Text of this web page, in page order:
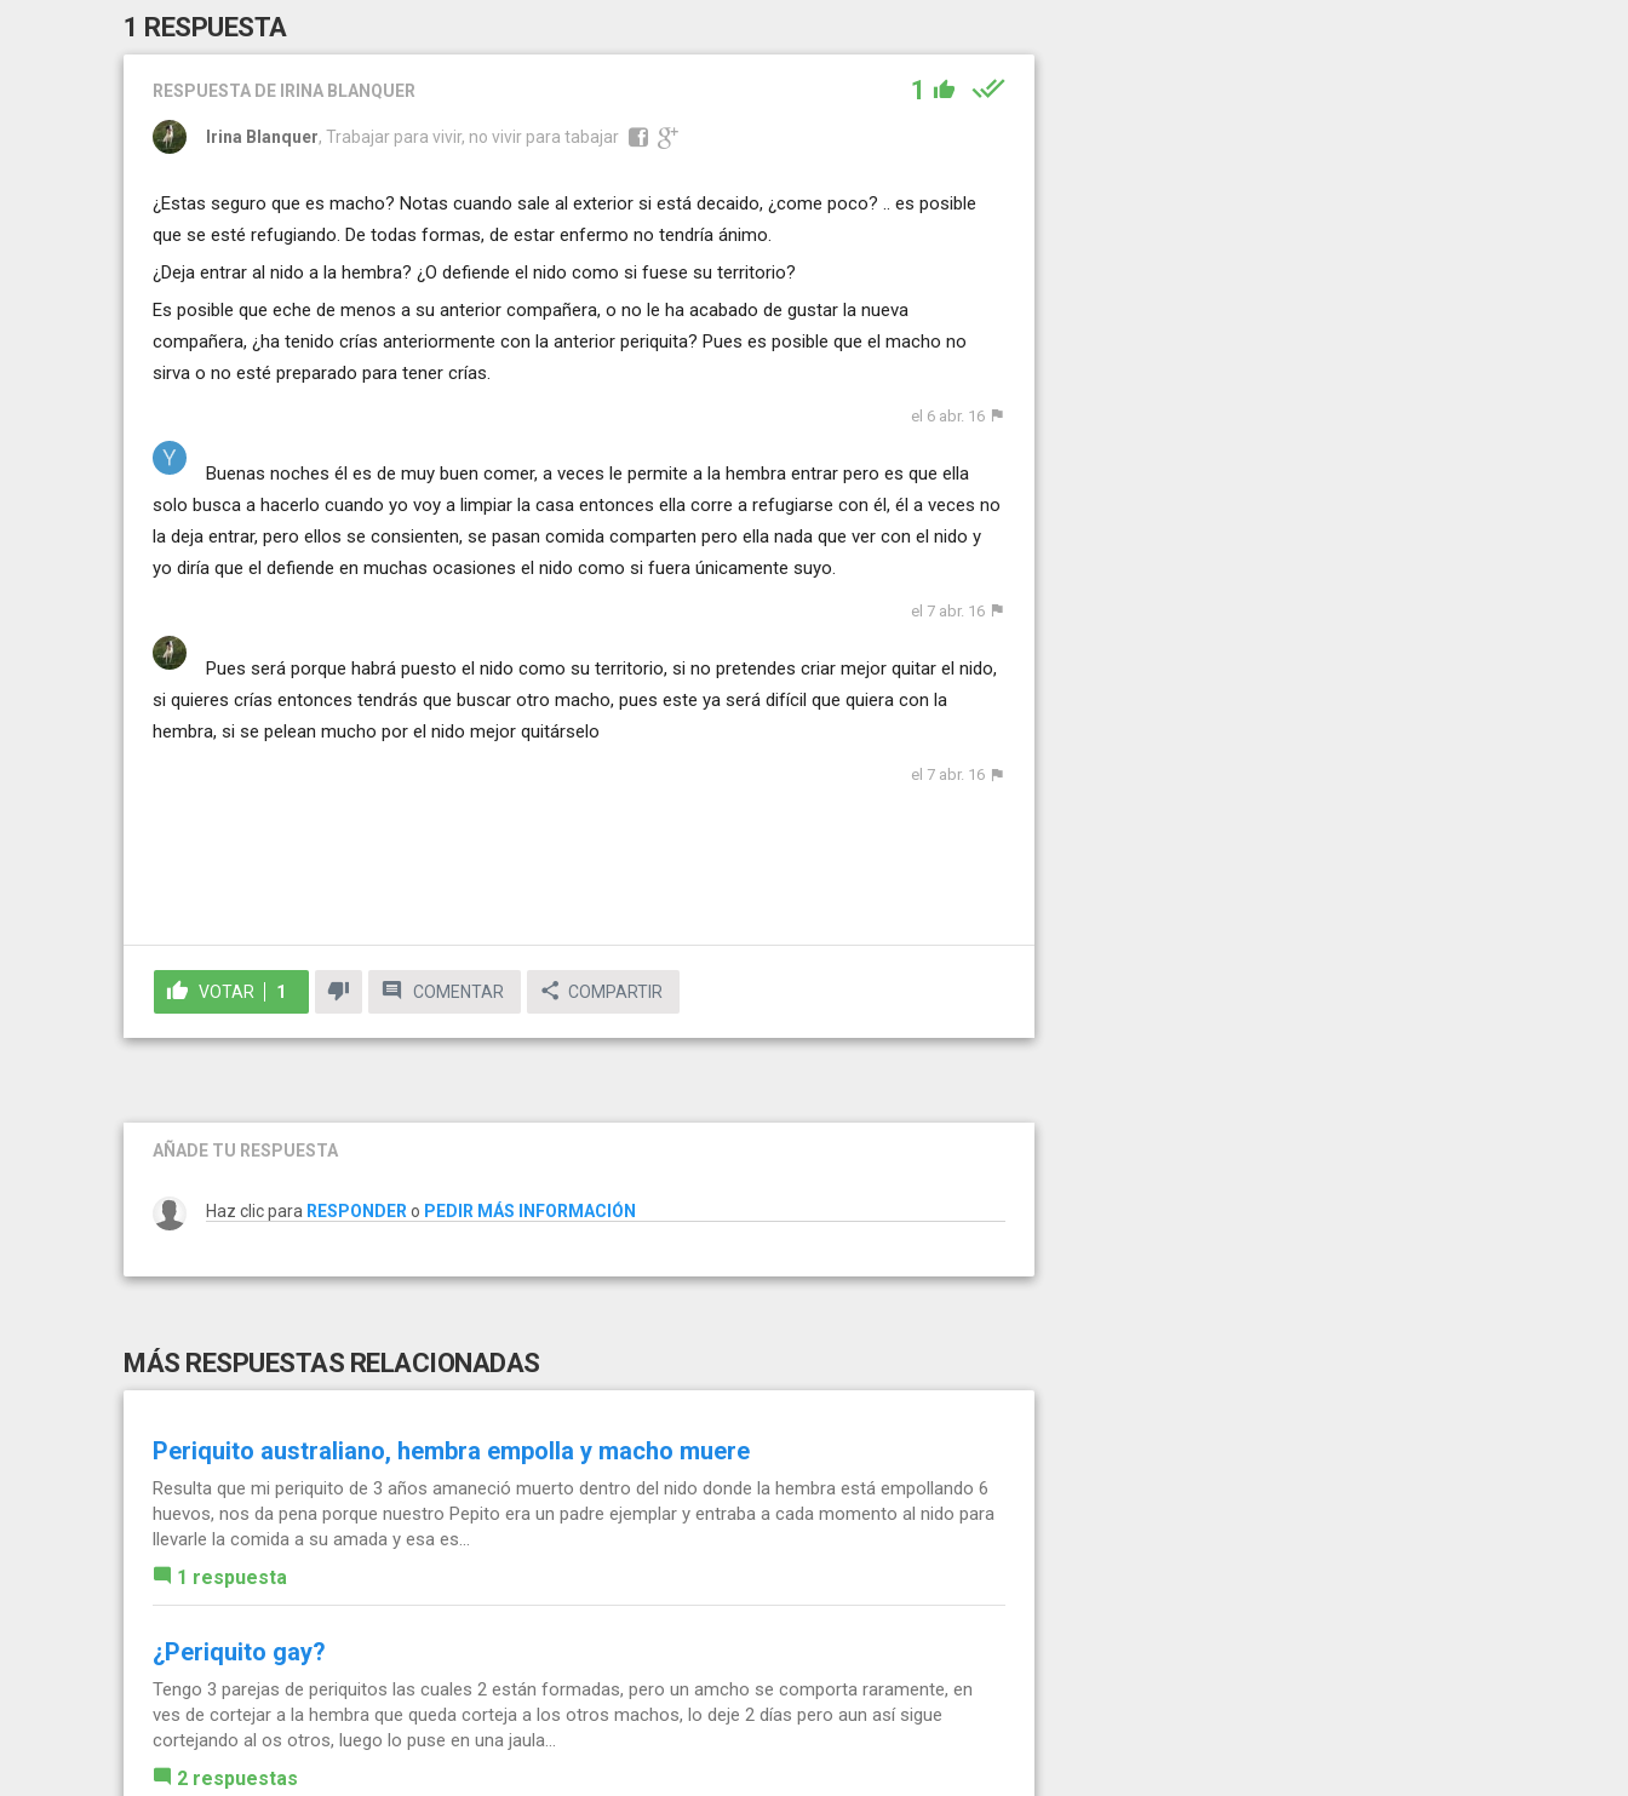
1 RESPUESTA
RESPUESTA DE IRINA BLANQUER 1
Irina Blanquer, Trabajar para vivir, no vivir para tabajar
¿Estas seguro que es macho? Notas cuando sale al exterior si está decaido, ¿come poco? .. es posible
que se esté refugiando. De todas formas, de estar enfermo no tendría ánimo.
¿Deja entrar al nido a la hembra? ¿O defiende el nido como si fuese su territorio?
Es posible que eche de menos a su anterior compañera, o no le ha acabado de gustar la nueva
compañera, ¿ha tenido crías anteriormente con la anterior periquita? Pues es posible que el macho no
sirva o no esté preparado para tener crías.
el 6 abr. 16
Buenas noches él es de muy buen comer, a veces le permite a la hembra entrar pero es que ella
solo busca a hacerlo cuando yo voy a limpiar la casa entonces ella corre a refugiarse con él, él a veces no
la deja entrar, pero ellos se consienten, se pasan comida comparten pero ella nada que ver con el nido y
yo diría que el defiende en muchas ocasiones el nido como si fuera únicamente suyo.
el 7 abr. 16
Pues será porque habrá puesto el nido como su territorio, si no pretendes criar mejor quitar el nido,
si quieres crías entonces tendrás que buscar otro macho, pues este ya será difícil que quiera con la
hembra, si se pelean mucho por el nido mejor quitárselo
el 7 abr. 16
VOTAR 1 COMENTAR COMPARTIR
AÑADE TU RESPUESTA
Haz clic para RESPONDER o PEDIR MÁS INFORMACIÓN
MÁS RESPUESTAS RELACIONADAS
Periquito australiano, hembra empolla y macho muere
Resulta que mi periquito de 3 años amaneció muerto dentro del nido donde la hembra está empollando 6
huevos, nos da pena porque nuestro Pepito era un padre ejemplar y entraba a cada momento al nido para
llevarle la comida a su amada y esa es...
1 respuesta
¿Periquito gay?
Tengo 3 parejas de periquitos las cuales 2 están formadas, pero un amcho se comporta raramente, en
ves de cortejar a la hembra que queda corteja a los otros machos, lo deje 2 días pero aun así sigue
cortejando al os otros, luego lo puse en una jaula...
2 respuestas